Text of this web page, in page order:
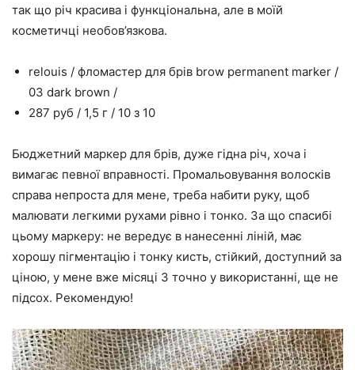
так що річ красива і функціональна, але в моїй
косметичці необов’язкова.
relouis / фломастер для брів brow permanent marker /
03 dark brown /
287 руб / 1,5 г / 10 з 10
Бюджетний маркер для брів, дуже гідна річ, хоча і
вимагає певної вправності. Промальовування волосків
справа непроста для мене, треба набити руку, щоб
малювати легкими рухами рівно і тонко. За що спасибі
цьому маркеру: не вередує в нанесенні ліній, має
хорошу пігментацію і тонку кисть, стійкий, доступний за
ціною, у мене вже місяці 3 точно у використанні, ще не
підсох. Рекомендую!